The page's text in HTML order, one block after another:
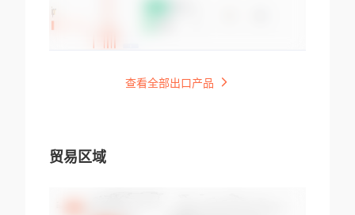
查看全部出口产品
贸易区域